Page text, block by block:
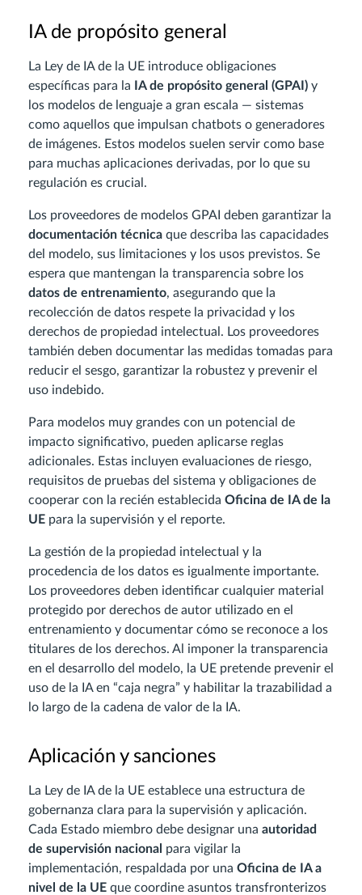
IA de propósito general
La Ley de IA de la UE introduce obligaciones
específicas para la
IA de propósito general (GPAI) y
los modelos de lenguaje a gran escala — sistemas
como aquellos que impulsan chatbots o generadores
de imágenes. Estos modelos suelen servir como base
para muchas aplicaciones derivadas, por lo que su
regulación es crucial.
Los proveedores de modelos GPAI deben garantizar la
documentación técnica que describa las capacidades
del modelo, sus limitaciones y los usos previstos. Se
espera que mantengan la transparencia sobre los
datos de entrenamiento, asegurando que la
recolección de datos respete la privacidad y los
derechos de propiedad intelectual. Los proveedores
también deben documentar las medidas tomadas para
reducir el sesgo, garantizar la robustez y prevenir el
uso indebido.
Para modelos muy grandes con un potencial de
impacto significativo, pueden aplicarse reglas
adicionales. Estas incluyen evaluaciones de riesgo,
requisitos de pruebas del sistema y obligaciones de
cooperar con la recién establecida Oficina de IA de la
UE para la supervisión y el reporte.
La gestión de la propiedad intelectual y la
procedencia de los datos es igualmente importante.
Los proveedores deben identificar cualquier material
protegido por derechos de autor utilizado en el
entrenamiento y documentar cómo se reconoce a los
titulares de los derechos. Al imponer la transparencia
en el desarrollo del modelo, la UE pretende prevenir el
uso de la IA en “caja negra” y habilitar la trazabilidad a
lo largo de la cadena de valor de la IA.
Aplicación y sanciones
La Ley de IA de la UE establece una estructura de
gobernanza clara para la supervisión y aplicación.
Cada Estado miembro debe designar una autoridad
de supervisión nacional para vigilar la
implementación, respaldada por una Oficina de IA a
nivel de la UE que coordine asuntos transfronterizos